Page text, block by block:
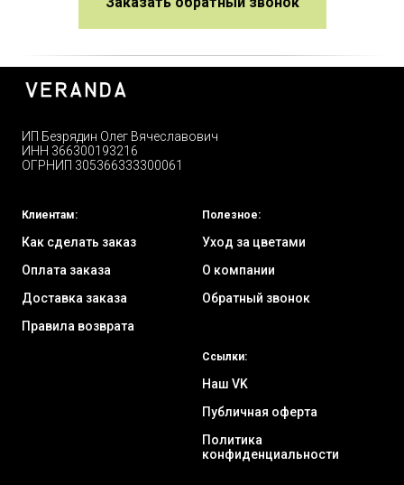
ИП Безрядин Олег Вячеславович
ИНН 366300193216
ОГРНИП 305366333300061
Клиентам:
Как сделать заказ
Оплата заказа
Доставка заказа
Правила возврата
Полезное:
Уход за цветами
О компании
Обратный звонок
Ссылки:
Наш VK
Публичная оферта
Политика
конфиденциальности